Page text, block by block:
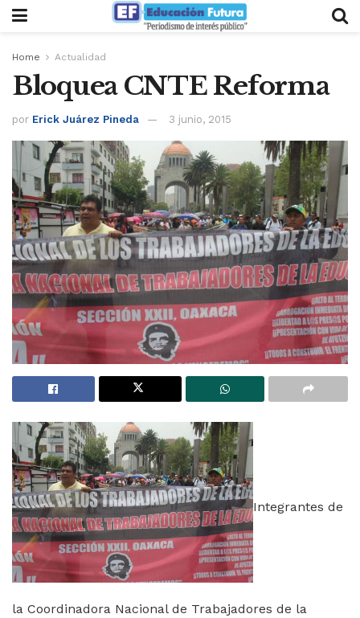
Home Actualidad
Bloquea CNTE Reforma
por Erick Juárez Pineda 3 junio, 2015
Integrantes de
la Coordinadora Nacional de Trabajadores de la